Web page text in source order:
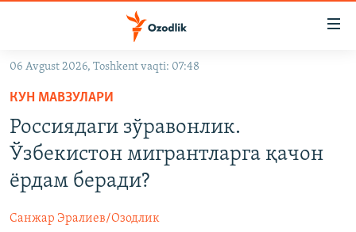
Асосий
навигацияга
ўтинг
Қидиришга
ўтинг
OZODARXIV
На русском
ИЖТИМОИЙ ТАРМОҚЛАР
06 Avgust 2026, Toshkent vaqti: 07:48
КУН МАВЗУЛАРИ
Россиядаги зўравонлик.
Ўзбекистон мигрантларга қачон
ёрдам беради?
Санжар Эралиев/Озодлик